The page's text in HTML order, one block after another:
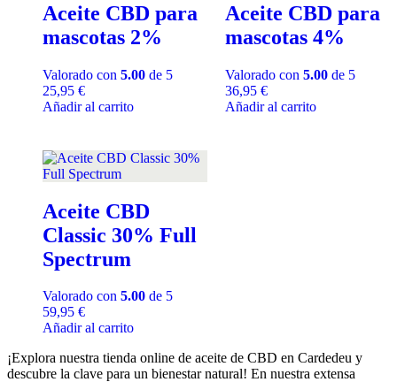
Aceite CBD para
mascotas 2%
Valorado con 5.00 de 5
25,95 €
Añadir al carrito
Aceite CBD para
mascotas 4%
Valorado con 5.00 de 5
36,95 €
Añadir al carrito
Aceite CBD
Classic 30% Full
Spectrum
Valorado con 5.00 de 5
59,95 €
Añadir al carrito
¡Explora nuestra tienda online de aceite de CBD en Cardedeu y
descubre la clave para un bienestar natural! En nuestra extensa